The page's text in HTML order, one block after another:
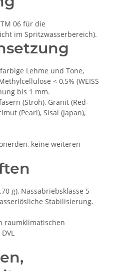
06 für die
im Spritzwasserbereich).
Lehme und Tone,
< 0,5% (WEISS
bis 1 mm.
(Stroh), Granit (Red-
(Pearl), Sisal (Japan),
keine weiteren
g), Nassabriebsklasse 5
Stabilisierung.
raumklimatischen